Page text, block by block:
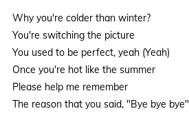
Why you're colder than winter?
You're switching the picture
You used to be perfect, yeah (Yeah)
Once you're hot like the summer
Please help me remember
The reason that you said, "Bye bye bye"